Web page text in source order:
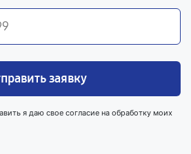
заявку
я даю свое согласие на обработку моих